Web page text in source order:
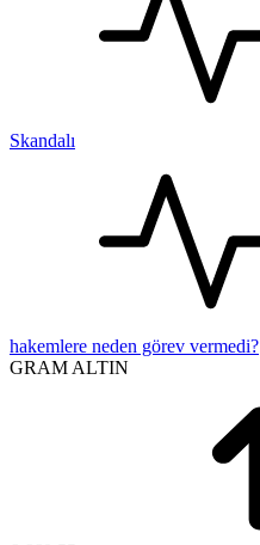
Skandalı
hakemlere neden görev vermedi?
GRAM ALTIN